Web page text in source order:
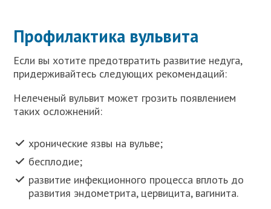
Профилактика вульвита
Если вы хотите предотвратить развитие недуга,
придерживайтесь следующих рекомендаций:
Нелеченый вульвит может грозить появлением
таких осложнений:
хронические язвы на вульве;
бесплодие;
развитие инфекционного процесса вплоть до
развития эндометрита, цервицита, вагинита.